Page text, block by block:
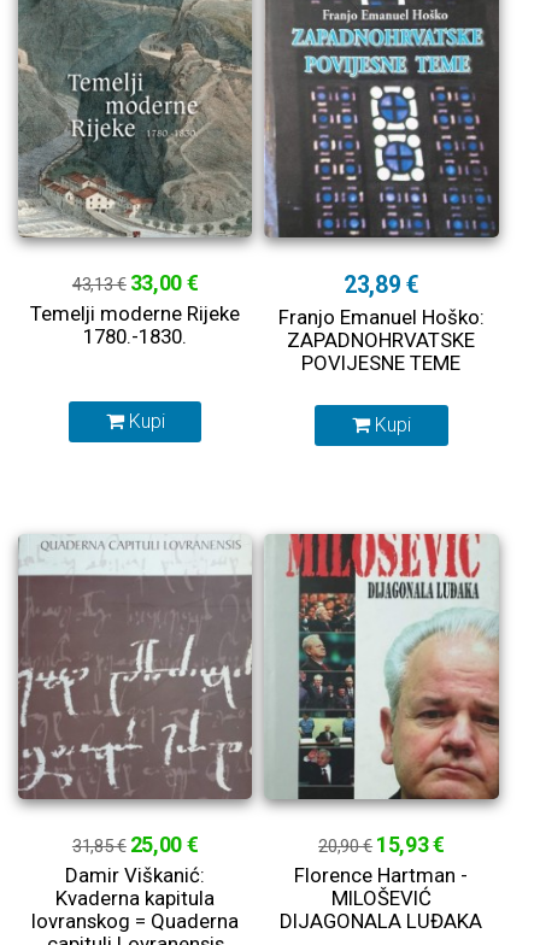
43,13 € 33,00 €
Temelji moderne Rijeke
1780.-1830.
Kupi
23,89 €
Franjo Emanuel Hoško:
ZAPADNOHRVATSKE
POVIJESNE TEME
Kupi
31,85 € 25,00 €
Damir Viškanić:
Kvaderna kapitula
lovranskog = Quaderna
20,90 € 15,93 €
Florence Hartman -
MILOŠEVIĆ
DIJAGONALA LUĐAKA